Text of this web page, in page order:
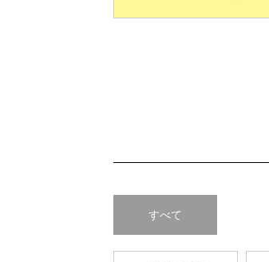
すべて